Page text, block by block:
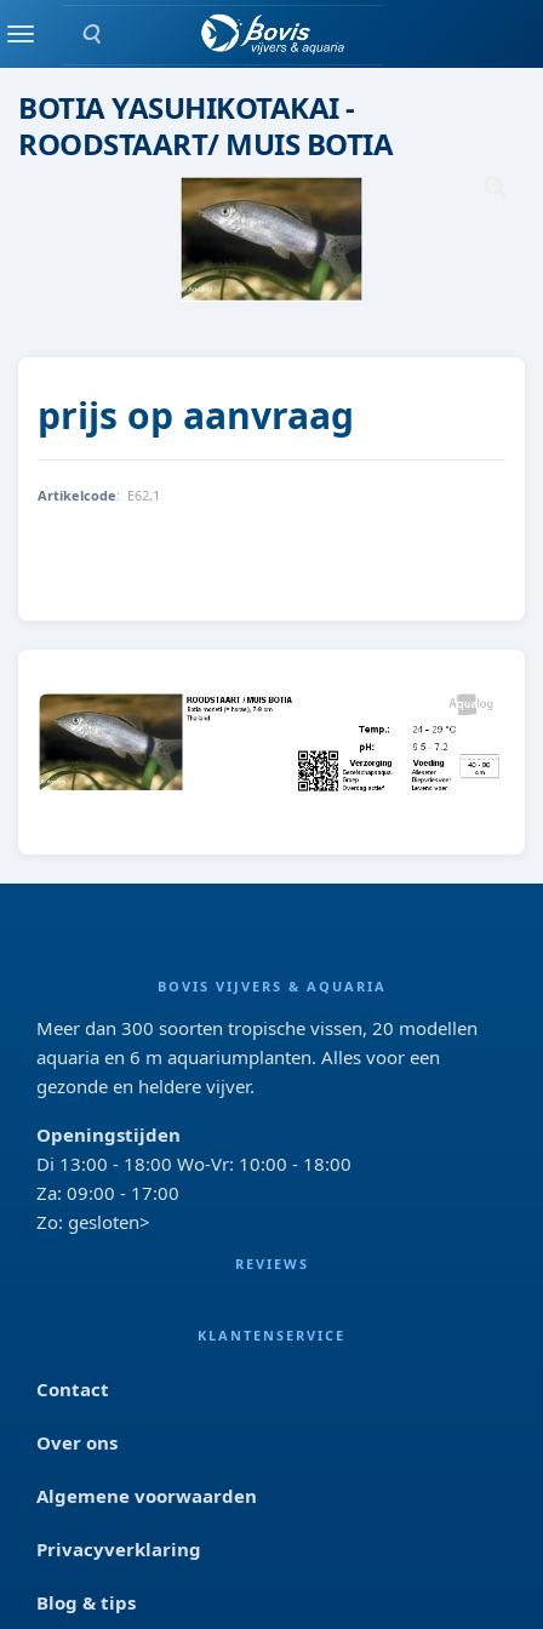
Zoeken
MenuGroepen vis
BOTIA YASUHIKOTAKAI -
ROODSTAART/ MUIS BOTIA
prijs op aanvraag
Artikelcode: E62,1
BOVIS VIJVERS & AQUARIA
Meer dan 300 soorten tropische vissen, 20 modellen
aquaria en 6 m aquariumplanten. Alles voor een
gezonde en heldere vijver.
Openingstijden
Di 13:00 - 18:00 Wo-Vr: 10:00 - 18:00
Za: 09:00 - 17:00
Zo: gesloten>
REVIEWS
KLANTENSERVICE
Contact
Over ons
Algemene voorwaarden
Privacyverklaring
Blog & tips